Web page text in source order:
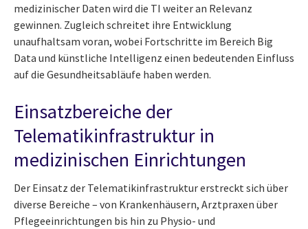
medizinischer Daten wird die TI weiter an Relevanz
gewinnen. Zugleich schreitet ihre Entwicklung
unaufhaltsam voran, wobei Fortschritte im Bereich Big
Data und künstliche Intelligenz einen bedeutenden Einfluss
auf die Gesundheitsabläufe haben werden.
Einsatzbereiche der
Telematikinfrastruktur in
medizinischen Einrichtungen
Der Einsatz der Telematikinfrastruktur erstreckt sich über
diverse Bereiche – von Krankenhäusern, Arztpraxen über
Pflegeeinrichtungen bis hin zu Physio- und